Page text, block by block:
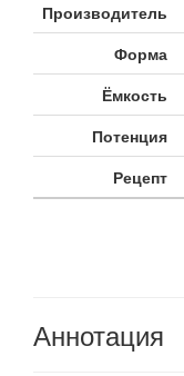
Производитель
Форма
Ёмкость
Потенция
Рецепт
Аннотация